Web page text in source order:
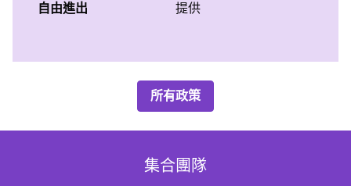
自由進出 提供
所有政策
集合團隊